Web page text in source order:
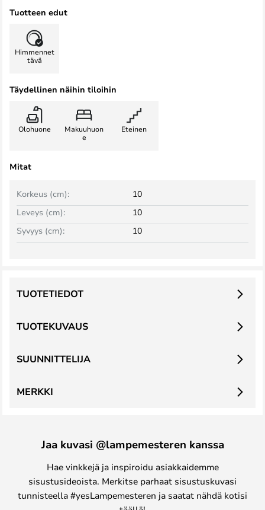
Tuotteen edut
Himmennet
tävä
Täydellinen näihin tiloihin
Olohuone
Makuuhuon
e
Eteinen
Mitat
Leveys (cm): 10
Korkeus (cm): 10
Syvyys (cm): 10
TUOTEKUVAUS
TUOTETIEDOT
SUUNNITTELIJA
MERKKI
Jaa kuvasi @lampemesteren kanssa
Hae vinkkejä ja inspiroidu asiakkaidemme
sisustusideoista. Merkitse parhaat sisustuskuvasi
tunnisteella #yesLampemesteren ja saatat nähdä kotisi